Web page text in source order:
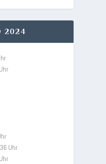
2024
Uhr